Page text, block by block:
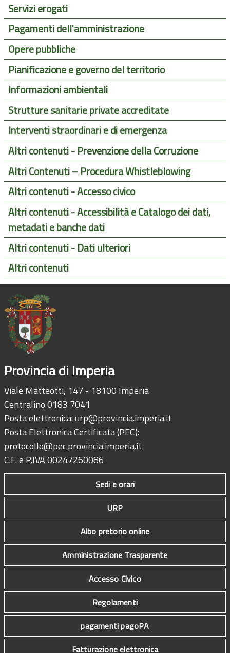
Servizi erogati
Pagamenti dell'amministrazione
Opere pubbliche
Pianificazione e governo del territorio
Informazioni ambientali
Strutture sanitarie private accreditate
Interventi straordinari e di emergenza
Altri contenuti - Prevenzione della Corruzione
Altri Contenuti – Procedura Whistleblowing
Altri contenuti - Accesso civico
Altri contenuti - Accessibilità e Catalogo dei dati,
metadati e banche dati
Altri contenuti - Dati ulteriori
Altri contenuti
Provincia di Imperia
Viale Matteotti, 147 - 18100 Imperia
Centralino 0183 7041
Posta elettronica:urp@provincia.imperia.it
Posta Elettronica Certificata (PEC):
protocollo@pec.provincia.imperia.it
C.F. e P.IVA 00247260086
Sedi e orari
URP
Albo pretorio online
Amministrazione Trasparente
Accesso Civico
Regolamenti
pagamenti pagoPA
Fatturazione elettronica